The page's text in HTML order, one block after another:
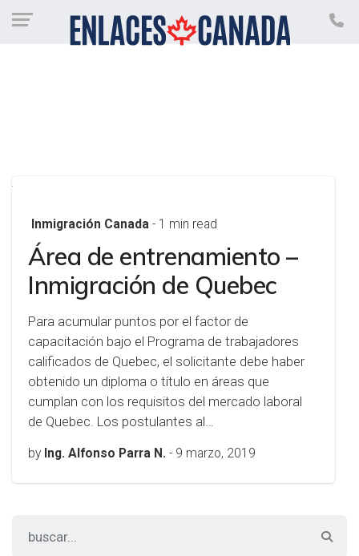
Inmigración Canada - 1 min read
Área de entrenamiento –
Inmigración de Quebec
Para acumular puntos por el factor de
capacitación bajo el Programa de trabajadores
calificados de Quebec, el solicitante debe haber
obtenido un diploma o título en áreas que
cumplan con los requisitos del mercado laboral
de Quebec. Los postulantes al…
by Ing. Alfonso Parra N. - 9 marzo, 2019